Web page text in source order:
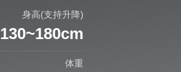
身高(支持升降)
130~180cm
体重